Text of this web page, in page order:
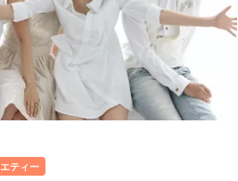
ティー